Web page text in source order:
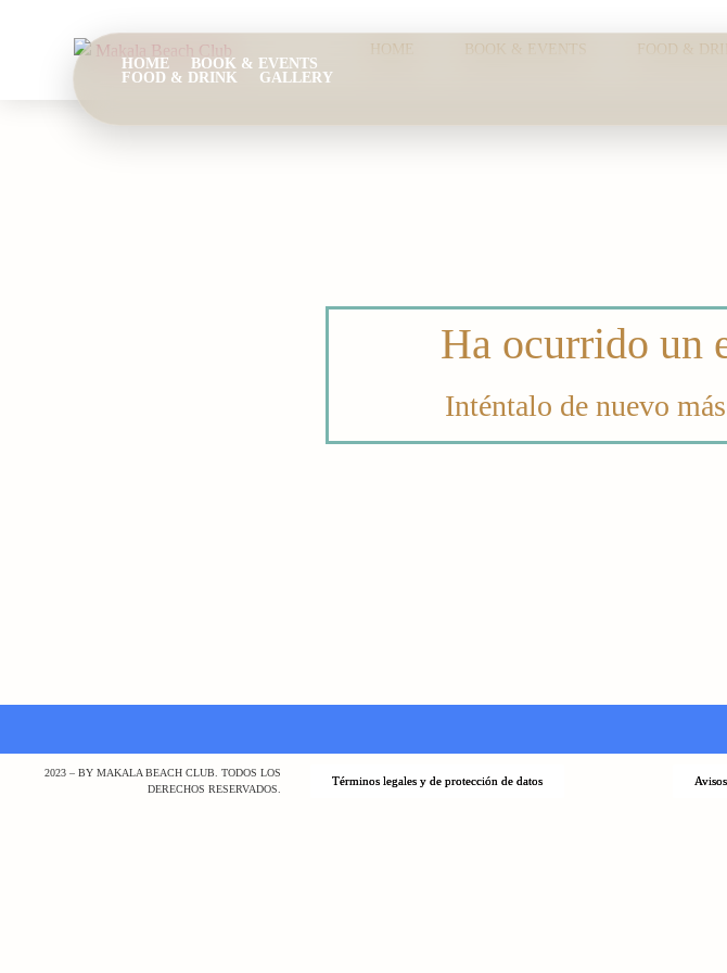
HOME
BOOK & EVENTS
FOOD & DRINK
GALLERY
HOME BOOK & EVENTS FOOD &
Ha ocurrido un
Inténtalo de nuevo
2023 – BY MAKALA BEACH CLUB. TODOS LOS
DERECHOS RESERVADOS.
Términos legales y de protección de datos